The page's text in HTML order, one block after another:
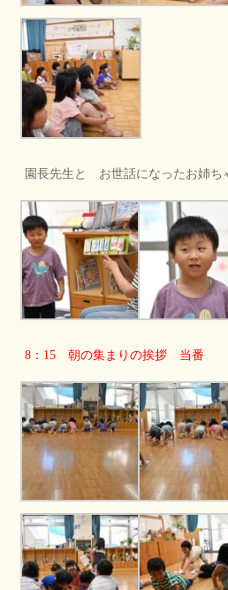
園長先生と お世話になったお姉ち
8：15 朝の集まりの挨拶 当番